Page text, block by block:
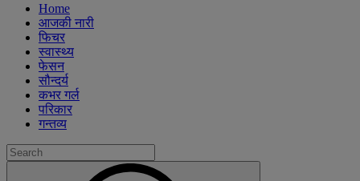
Home
आजकी नारी
फिचर
स्वास्थ्य
फेसन
सौन्दर्य
कभर गर्ल
परिकार
गन्तव्य